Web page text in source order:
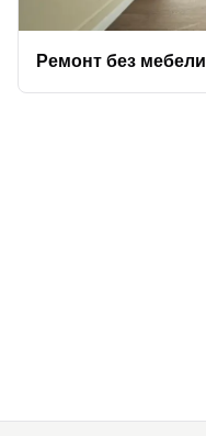
Ремонт без мебели